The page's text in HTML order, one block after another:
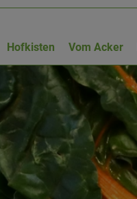
Hofkisten Vom Acker